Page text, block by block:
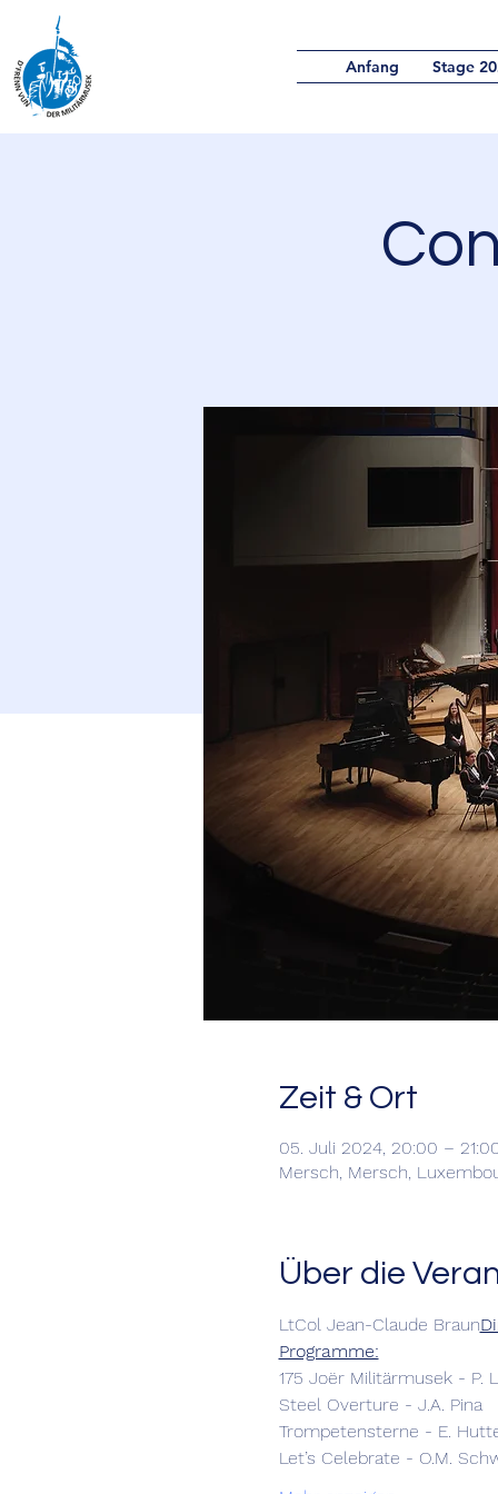
Anfang Stage
Zeit & Ort
05. Juli 2024, 20:00 –
Mersch, Mersch,
Über die
LtCol Jean-Claude Braun
Programme:
175 Joër Militärmusek - P.
Steel Overture - J.A. Pina
Trompetensterne - E.
Let’s Celebrate - O.M.